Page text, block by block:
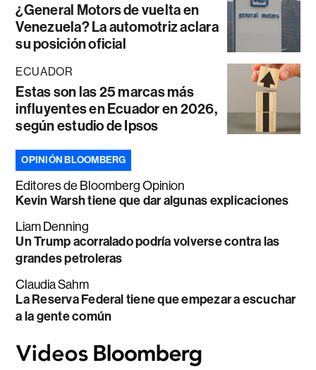
¿General Motors de vuelta en
Venezuela? La automotriz aclara
su posición oficial
ECUADOR
Estas son las 25 marcas más
influyentes en Ecuador en 2026,
según estudio de Ipsos
OPINIÓN BLOOMBERG
Editores de Bloomberg Opinion
Kevin Warsh tiene que dar algunas explicaciones
Liam Denning
Un Trump acorralado podría volverse contra las
grandes petroleras
Claudia Sahm
La Reserva Federal tiene que empezar a escuchar
a la gente común